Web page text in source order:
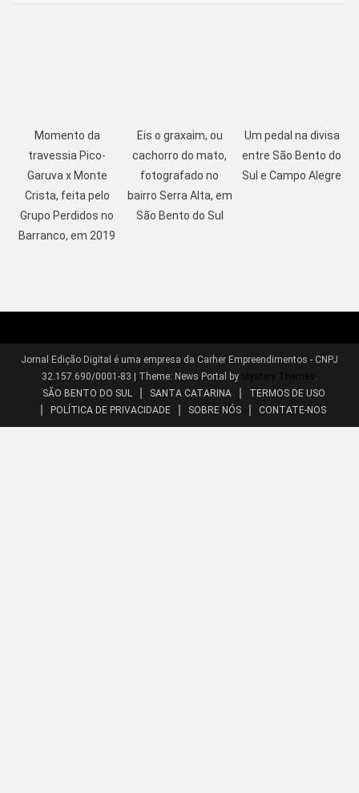
Momento da
travessia Pico-
Garuva x Monte
Crista, feita pelo
Grupo Perdidos no
Barranco, em 2019
Eis o graxaim, ou
cachorro do mato,
fotografado no
bairro Serra Alta, em
São Bento do Sul
Um pedal na divisa
entre São Bento do
Sul e Campo Alegre
Jornal Edição Digital é uma empresa da Carher Empreendimentos - CNPJ
32.157.690/0001-83
Theme: News Portal by Mystery Themes .
SÃO BENTO DO SUL
SANTA CATARINA
TERMOS DE USO
POLÍTICA DE PRIVACIDADE
SOBRE NÓS CONTATE-NOS